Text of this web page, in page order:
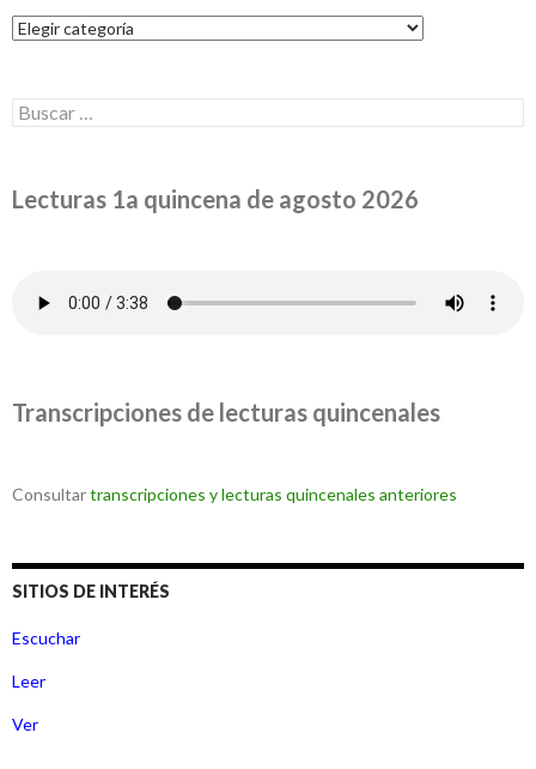
Categorías
Buscar:
Lecturas 1a quincena de agosto 2026
Transcripciones de lecturas quincenales
Consultartranscripciones y lecturas quincenales anteriores
SITIOS DE INTERÉS
Escuchar
Leer
Ver